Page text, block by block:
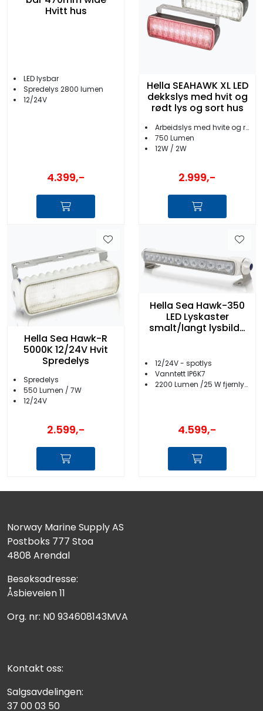
Hvitt hus
LED lysbar
Spredelys 2800 lumen
12/24V
4.399,-
Hella SEAHAWK XL LED
dekkslys med hvit og
rødt lys og sort hus
Arbeidslys med hvite og røde LED
750 Lumen
12W / 2W
2.999,-
Hella Sea Hawk-R
5000K 12/24V Hvit
Spredelys
Spredelys
550 Lumen / 7W
12/24V
2.599,-
Hella Sea Hawk-350
LED Lyskaster
smalt/langt lysbilde
12/24V - spotlys
Vanntett IP6K7
2200 Lumen /25 W fjernlys, 220 lumens/5 W nærlys
4.599,-
Norway Marine Supply AS
Postboks 777 Stoa
4808 Arendal
Besøksadresse:
Åsbieveien 11
Org. nr: N0 934608143MVA
Kontakt oss:
Salgsavdelingen:
37 00 03 50